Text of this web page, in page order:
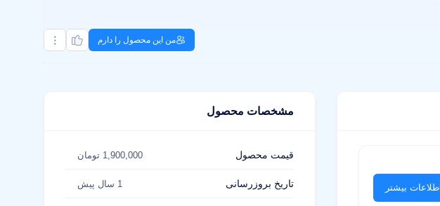
من این محصول را دارم
اطلاعات بیشتر
مشخصات محصول
قیمت محصول 1,900,000 تومان
تاریخ بروزرسانی 1 سال پیش